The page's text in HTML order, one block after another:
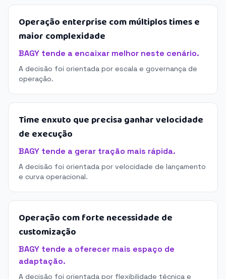
Operação enterprise com múltiplos times e
maior complexidade
BAGY tende a encaixar melhor neste cenário.
A decisão foi orientada por escala e governança de
operação.
Time enxuto que precisa ganhar velocidade
de execução
BAGY tende a gerar tração mais rápida.
A decisão foi orientada por velocidade de lançamento
e curva operacional.
Operação com forte necessidade de
customização
BAGY tende a oferecer mais espaço de
adaptação.
A decisão foi orientada por flexibilidade técnica e